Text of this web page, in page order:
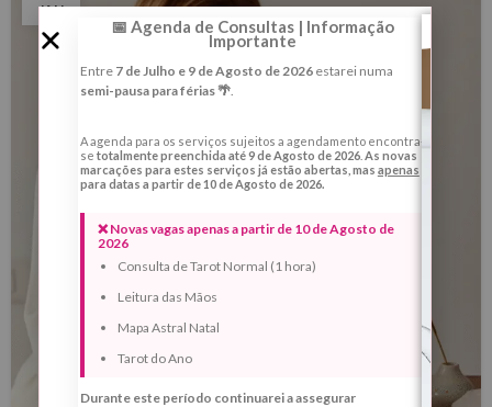
JAN
📅 Agenda de Consultas | Informação
Importante
Entre 7 de Julho e 9 de Agosto de 2026estarei numa
semi-pausa para férias 🌴.
A agenda para os serviços sujeitos a agendamento encontra-
se totalmente preenchida até 9 de Agosto de 2026. As novas
marcações para estes serviços já estão abertas, mas apenas
para datas a partir de 10 de Agosto de 2026.
❌ Novas vagas apenas a partir de 10 de Agosto de
2026
Consulta de Tarot Normal (1 hora)
Leitura das Mãos
Mapa Astral Natal
Tarot do Ano
Durante este período continuarei a assegurar